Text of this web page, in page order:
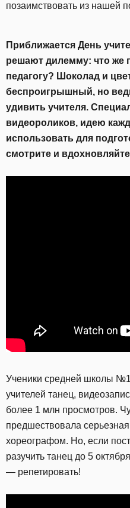
позаимствовать из нашей
Приближается День
решают дилемму: что же
педагогу? Шоколад и
беспроигрышный, но
удивить учителя.
видеороликов, идею
использовать для
смотрите и
Ученики средней школы
учителей танец,
более 1 млн просмотров.
предшествовала
хореографом. Но, если
разучить танец до 5
— репетировать!